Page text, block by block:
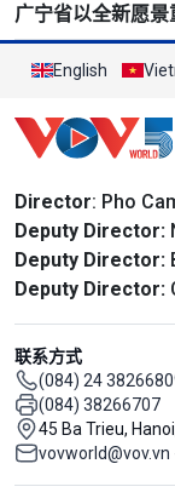
广宁省以全新愿
English
Director: Pho
Deputy Director:
Deputy Director:
Deputy Director:
联系方式
(084) 24
(084) 38266707
45 Ba Trieu,